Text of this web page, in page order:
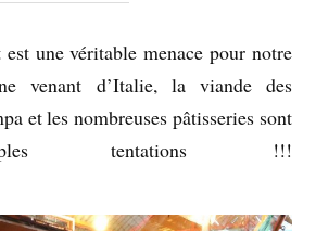
une véritable menace pour notre
venant d’Italie, la viande des
et les nombreuses pâtisseries sont
tentations !!!